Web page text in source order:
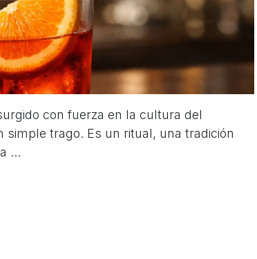
con fuerza en la cultura del
trago. Es un ritual, una tradición
...